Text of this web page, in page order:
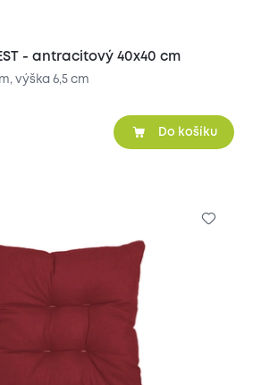
- antracitový 40x40 cm
výška 6,5 cm
Do košíku